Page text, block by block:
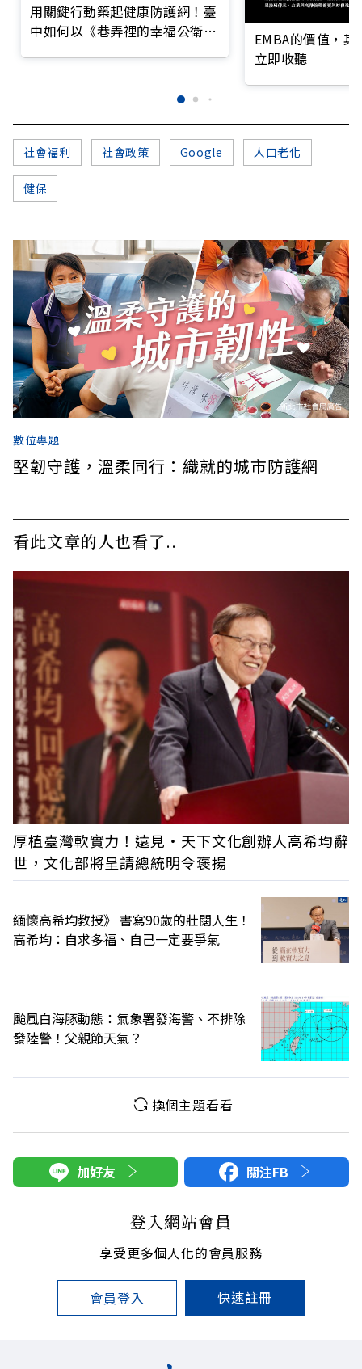
用關鍵行動築起健康防護網！臺
中如何以《巷弄裡的幸福公衛》
EMBA的價值，
立即收聽
社會福利 社會政策 Google 人口老化
健保
數位專題
堅韌守護，溫柔同行：織就的城市防護網
看此文章的人也看了..
厚植臺灣軟實力！遠見‧天下文化創辦人高希均辭
世，文化部將呈請總統明令褒揚
緬懷高希均教授》 書寫90歲的壯闊人生！
高希均：自求多福、自己一定要爭氣
颱風白海豚動態：氣象署發海警、不排除
發陸警！父親節天氣？
換個主題看看
加好友 關注FB
登入網站會員
享受更多個人化的會員服務
會員登入 快速註冊